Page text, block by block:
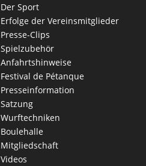
Der Sport
Erfolge der Vereinsmitglieder
Presse-Clips
Spielzubehör
Anfahrtshinweise
Festival de Pétanque
Presseinformation
Satzung
Wurftechniken
Boulehalle
Mitgliedschaft
Videos